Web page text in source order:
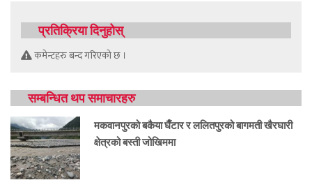
प्रतिक्रिया दिनुहोस्
कमेन्टहरु बन्द गरिएको छ ।
सम्बन्धित थप समाचारहरु
मकवानपुरको बकैया घैँटार र ललितपुरको बागमती खैरघारी
क्षेत्रको बस्ती जोखिममा